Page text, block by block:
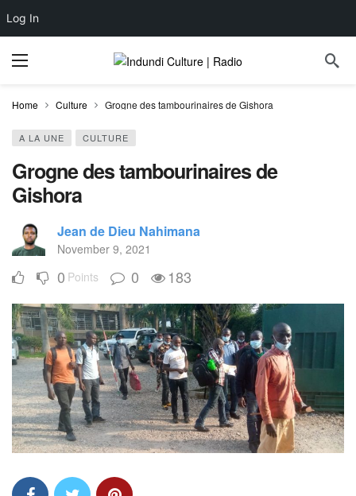
Log In
Home Culture Grogne des tambourinaires de Gishora
A LA UNE CULTURE
Grogne des tambourinaires de
Gishora
Jean de Dieu Nahimana
November 9, 2021
0 Points 0 183